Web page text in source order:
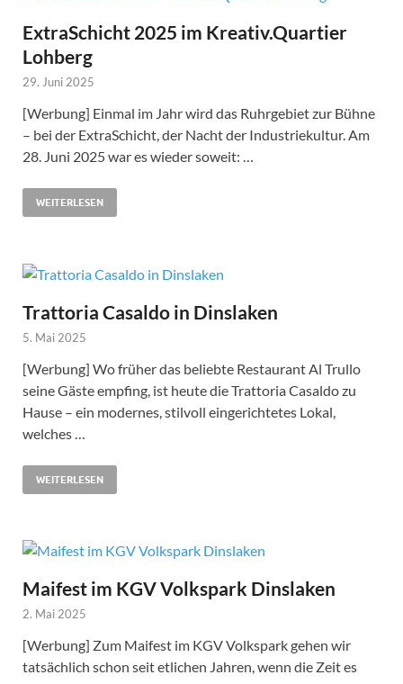
ExtraSchicht 2025 im Kreativ.Quartier
Lohberg
29. Juni 2025
[Werbung] Einmal im Jahr wird das Ruhrgebiet zur Bühne
– bei der ExtraSchicht, der Nacht der Industriekultur. Am
28. Juni 2025 war es wieder soweit: …
WEITERLESEN
Trattoria Casaldo in Dinslaken
5. Mai 2025
[Werbung] Wo früher das beliebte Restaurant Al Trullo
seine Gäste empfing, ist heute die Trattoria Casaldo zu
Hause – ein modernes, stilvoll eingerichtetes Lokal,
welches …
WEITERLESEN
Maifest im KGV Volkspark Dinslaken
2. Mai 2025
[Werbung] Zum Maifest im KGV Volkspark gehen wir
tatsächlich schon seit etlichen Jahren, wenn die Zeit es